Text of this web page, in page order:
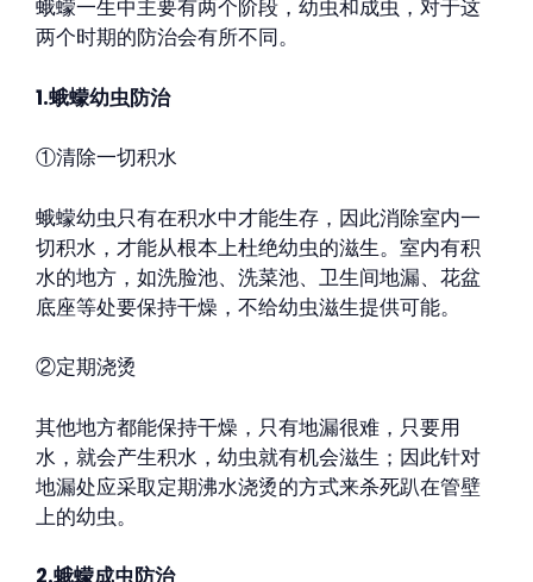
蛾蠓一生中主要有两个阶段，幼虫和成虫，对于这
两个时期的防治会有所不同。
1.蛾蠓幼虫防治
①清除一切积水
蛾蠓幼虫只有在积水中才能生存，因此消除室内一
切积水，才能从根本上杜绝幼虫的滋生。室内有积
水的地方，如洗脸池、洗菜池、卫生间地漏、花盆
底座等处要保持干燥，不给幼虫滋生提供可能。
②定期浇烫
其他地方都能保持干燥，只有地漏很难，只要用
水，就会产生积水，幼虫就有机会滋生；因此针对
地漏处应采取定期沸水浇烫的方式来杀死趴在管壁
上的幼虫。